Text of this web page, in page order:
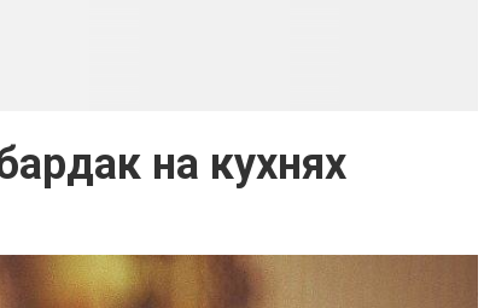
на кухнях